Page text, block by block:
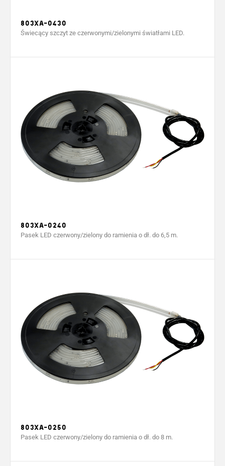
803XA-0430
Świecący szczyt ze czerwonymi/zielonymi światłami LED.
803XA-0240
Pasek LED czerwony/zielony do ramienia o dł. do 6,5 m.
803XA-0250
Pasek LED czerwony/zielony do ramienia o dł. do 8 m.